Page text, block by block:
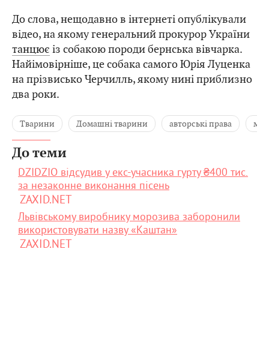
До слова, нещодавно в інтернеті опублікували
відео, на якому генеральний прокурор України
танцює із собакою породи бернська вівчарка.
Найімовірніше, це собака самого Юрія Луценка
на прізвисько Черчилль, якому нині приблизно
два роки.
Тварини Домашні тварини авторські права
До теми
DZIDZIO відсудив у екс-учасника гурту ₴400 тис.
за незаконне виконання пісень
ZAXID.NET
Львівському виробнику морозива заборонили
використовувати назву «Каштан»
ZAXID.NET